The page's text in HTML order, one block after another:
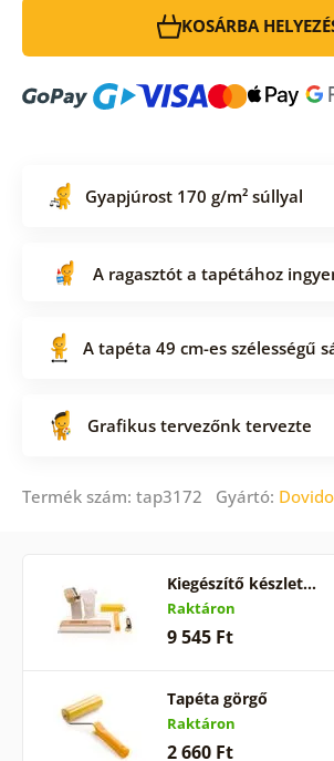
KOSÁRBA
Gyapjúrost 170 g/m² súllyal
A ragasztót a tapétához
A tapéta 49 cm-es szélességű
Grafikus tervezőnk tervezte
Termék szám: tap3172 Gyártó: Dovido
Kiegészítő készlet…
Raktáron
9 545 Ft
Tapéta görgő
Raktáron
2 660 Ft